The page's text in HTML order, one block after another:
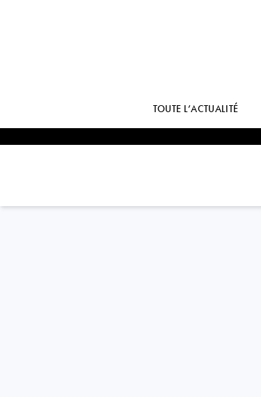
TOUTE L’ACTUALITÉ